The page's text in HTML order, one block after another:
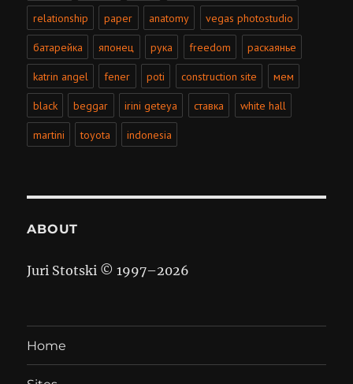
relationship paper anatomy vegas photostudio
батарейка японец рука freedom раскаянье
katrin angel fener poti construction site мем
black beggar irini geteya ставка white hall
martini toyota indonesia
ABOUT
Juri Stotski © 1997–2026
Home